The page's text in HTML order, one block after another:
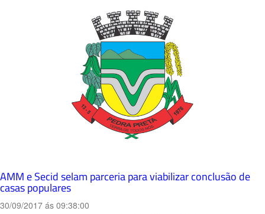
AMM e Secid selam parceria para viabilizar conclusão de
casas populares
30/09/2017 ás 09:38:00